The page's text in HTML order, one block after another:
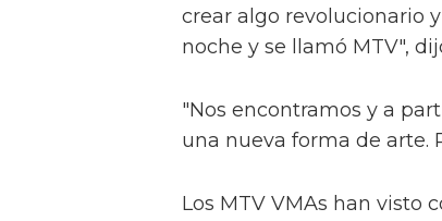
crear algo revolucionario
noche y se llamó MTV",
"Nos encontramos y a
una nueva forma de arte.
Los MTV VMAs han visto